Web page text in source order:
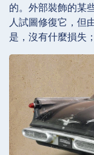
的。外部裝飾的某
人試圖修復它，但
是，沒有什麼損失